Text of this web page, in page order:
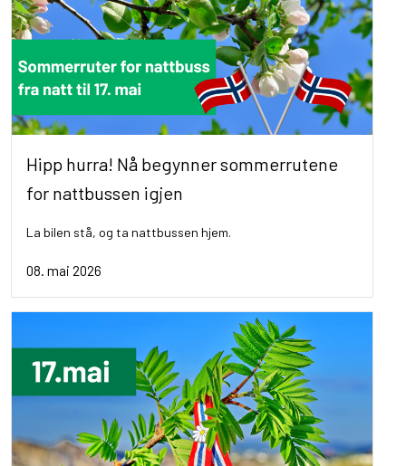
Hipp hurra! Nå begynner sommerrutene
for nattbussen igjen
La bilen stå, og ta nattbussen hjem.
08. mai 2026